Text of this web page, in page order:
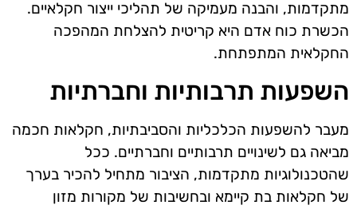
מתקדמות, והבנה מעמיקה של תהליכי ייצור חקלאיים.
הכשרת כוח אדם היא קריטית להצלחת המהפכה
החקלאית המתפתחת.
השפעות תרבותיות וחברתיות
מעבר להשפעות הכלכליות והסביבתיות, חקלאות חכמה
מביאה גם לשינויים תרבותיים וחברתיים. ככל
שהטכנולוגיות מתקדמות, הציבור מתחיל להכיר בערך
של חקלאות בת קיימא ובחשיבות של מקורות מזון